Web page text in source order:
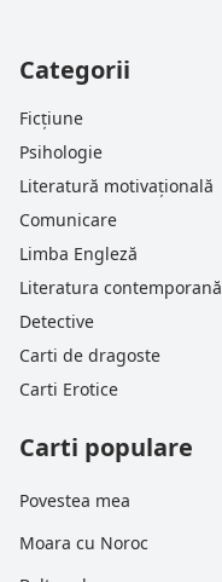
Categorii
Ficțiune
Psihologie
Literatură motivațională
Comunicare
Limba Engleză
Literatura contemporană
Detective
Carti de dragoste
Carti Erotice
Carti populare
Povestea mea
Moara cu Noroc